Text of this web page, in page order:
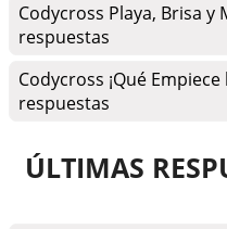
Codycross Playa, Brisa y
respuestas
Codycross ¡Qué Empiece
respuestas
ÚLTIMAS